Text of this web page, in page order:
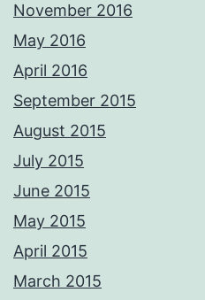
November 2016
May 2016
April 2016
September 2015
August 2015
July 2015
June 2015
May 2015
April 2015
March 2015